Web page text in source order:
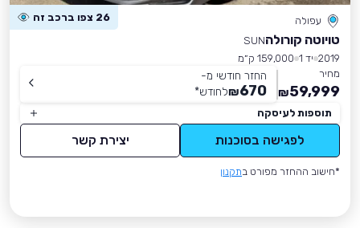
עפולה 26 צפו ברכב זה
טויוטה קורולהSUN
2019 יד 1
159,000 ק״מ
מחיר
59,999
₪
החזר חודשי מ-
670
₪לחודש*
תוספות לעיסקה
לפגישה בסוכנות יצירת קשר
*חישוב ההחזר מפורט בתקנון